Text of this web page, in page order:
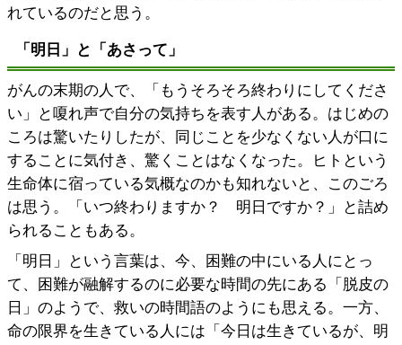
れているのだと思う。
「明日」と「あさって」
がんの末期の人で、「もうそろそろ終わりにしてくださ
い」と嗄れ声で自分の気持ちを表す人がある。はじめの
ころは驚いたりしたが、同じことを少なくない人が口に
することに気付き、驚くことはなくなった。ヒトという
生命体に宿っている気概なのかも知れないと、このごろ
は思う。「いつ終わりますか？ 明日ですか？」と詰め
られることもある。
「明日」という言葉は、今、困難の中にいる人にとっ
て、困難が融解するのに必要な時間の先にある「脱皮の
日」のようで、救いの時間語のようにも思える。一方、
命の限界を生きている人には「今日は生きているが、明